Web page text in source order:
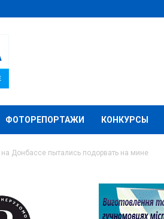
ФОТОРЕПОРТАЖИ КОНКУРСЫ
на Донбассе пытались подорвать на мине
пытались